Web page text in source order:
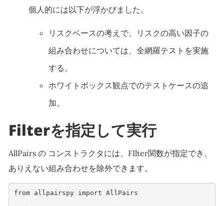
個人的には以下が浮かびました。
リスクベースの考えで、リスクの高い因子の
組み合わせについては、全網羅テストを実施
する。
ホワイトボックス観点でのテストケースの追
加。
Filterを指定して実行
AllPairs の コンストラクタには、FIlter関数が指定でき、
ありえない組み合わせを除外できます。
from allpairspy import AllPairs